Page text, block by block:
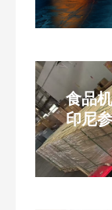
食品
印尼